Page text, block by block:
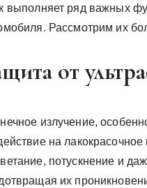
выполняет ряд важных
Рассмотрим их
от
излучение,
на
потускнение и
их